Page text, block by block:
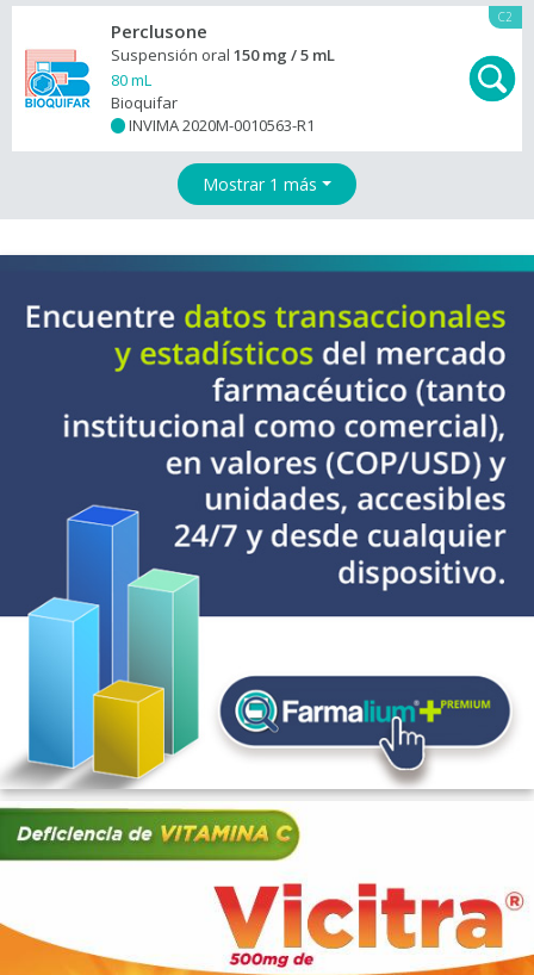
C2
Perclusone
Suspensión oral 150 mg / 5 mL
80 mL
Bioquifar
INVIMA 2020M-0010563-R1
Mostrar 1 más